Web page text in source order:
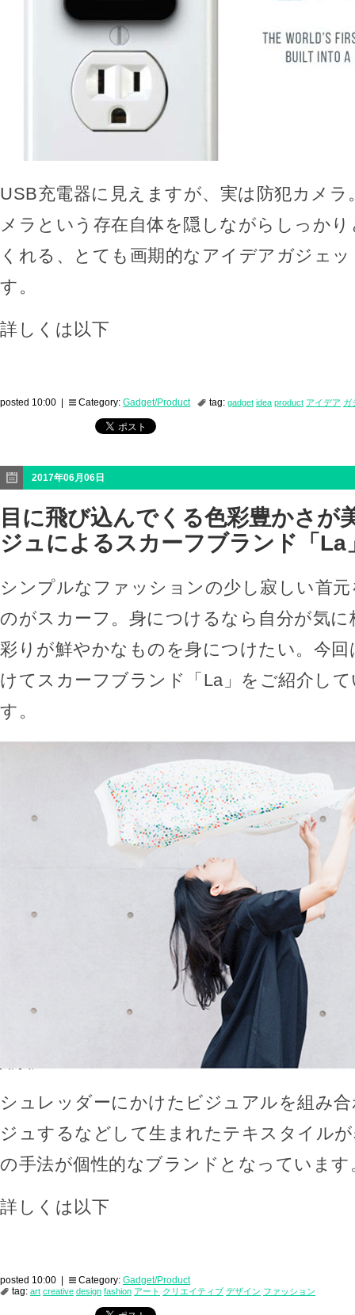
USB充電器に見えますが、実は防犯カメ
メラという存在自体を隠しながらしっか
くれる、とても画期的なアイデアガジェ
す。
詳しくは以下
posted 10:00 | Category: Gadget/Product tag: gadget idea product アイデア ガ
2017年06月06日
目に飛び込んでくる色彩豊かさが
ジュによるスカーフブランド「La
シンプルなファッションの少し寂しい首
のがスカーフ。身につけるなら自分が気
彩りが鮮やかなものを身につけたい。今
けてスカーフブランド「La」をご紹介し
す。
シュレッダーにかけたビジュアルを組み
ジュするなどして生まれたテキスタイル
の手法が個性的なブランドとなっています
詳しくは以下
posted 10:00 | Category: Gadget/Product
tag: art creative design fashion アート クリエイティブ デザイン ファッション